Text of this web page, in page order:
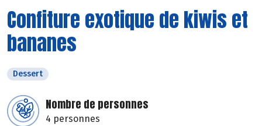
Confiture exotique de kiwis et
bananes
Dessert
Nombre de personnes
4 personnes